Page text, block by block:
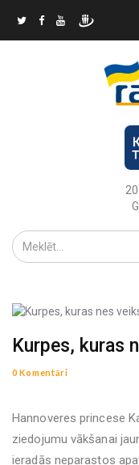
Kurpes, kuras
0 Komentāri
Hannoveres princese
ziedojumu vākšanai
ieradās neparastos